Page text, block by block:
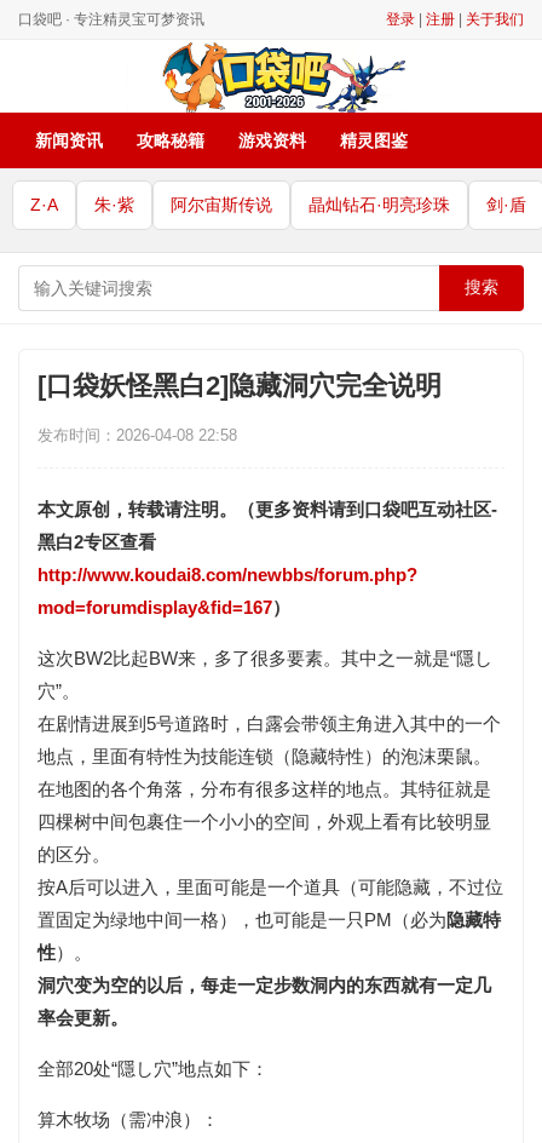
口袋吧 · 专注精灵宝可梦资讯 登录 注册 关于我们
新闻资讯 攻略秘籍 游戏资料 精灵图鉴
Z·A 朱·紫 阿尔宙斯传说 晶灿钻石·明亮珍珠 剑·盾
搜索
[口袋妖怪黑白2]隐藏洞穴完全说明
发布时间：2026-04-08 22:58
本文原创，转载请注明。（更多资料请到口袋吧互动社区-
黑白2专区查看
http://www.koudai8.com/newbbs/forum.php?
mod=forumdisplay&fid=167）
这次BW2比起BW来，多了很多要素。其中之一就是“隱し
穴”。
在剧情进展到5号道路时，白露会带领主角进入其中的一个
地点，里面有特性为技能连锁（隐藏特性）的泡沫栗鼠。
在地图的各个角落，分布有很多这样的地点。其特征就是
四棵树中间包裹住一个小小的空间，外观上看有比较明显
的区分。
按A后可以进入，里面可能是一个道具（可能隐藏，不过位
置固定为绿地中间一格），也可能是一只PM（必为隐藏特
性）。
洞穴变为空的以后，每走一定步数洞内的东西就有一定几
率会更新。
全部20处“隱し穴”地点如下：
算木牧场（需冲浪）：